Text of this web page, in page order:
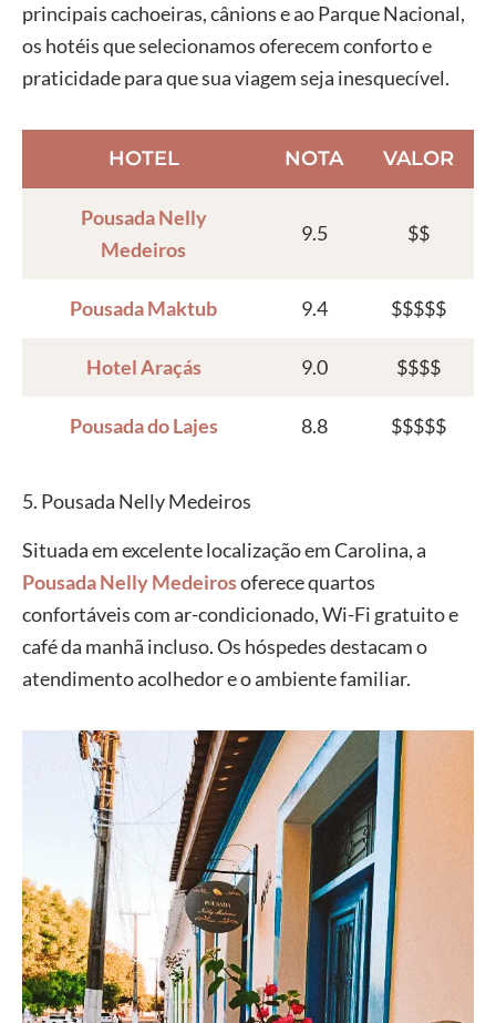
principais cachoeiras, cânions e ao Parque Nacional,
os hotéis que selecionamos oferecem conforto e
praticidade para que sua viagem seja inesquecível.
HOTEL NOTA VALOR
Pousada Nelly
Medeiros
9.5 $$
Pousada Maktub 9.4 $$$$$
Hotel Araçás 9.0 $$$$
Pousada do Lajes 8.8 $$$$$
5. Pousada Nelly Medeiros
Situada em excelente localização em Carolina, a
Pousada Nelly Medeirosoferece quartos
confortáveis com ar-condicionado, Wi-Fi gratuito e
café da manhã incluso. Os hóspedes destacam o
atendimento acolhedor e o ambiente familiar.